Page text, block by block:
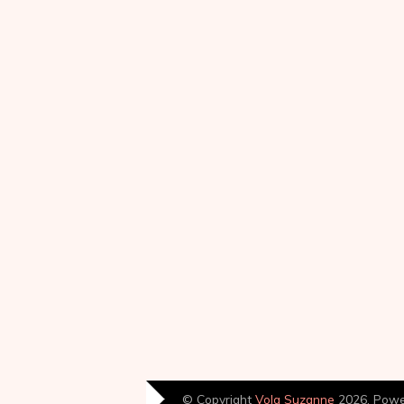
© Copyright Volg Suzanne 2026.